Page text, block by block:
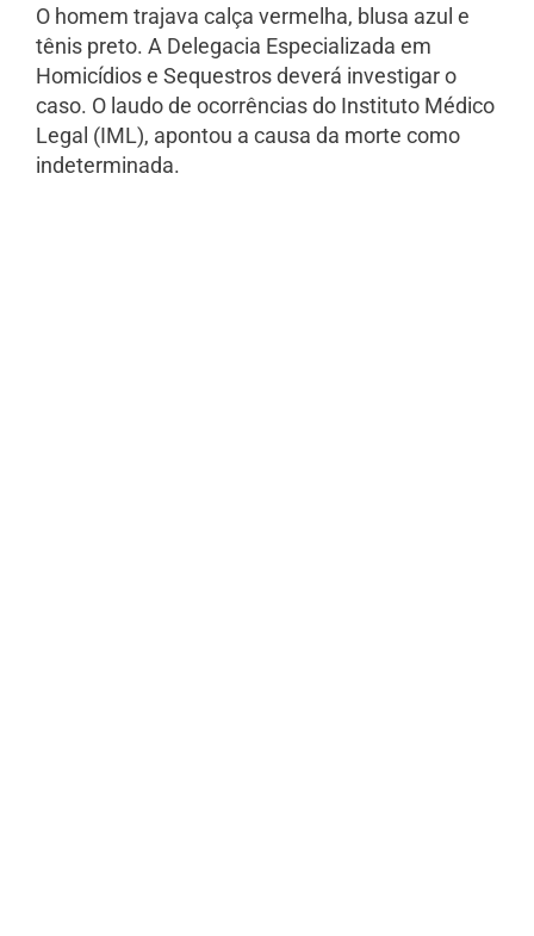
O homem trajava calça vermelha, blusa azul e
tênis preto. A Delegacia Especializada em
Homicídios e Sequestros deverá investigar o
caso. O laudo de ocorrências do Instituto Médico
Legal (IML), apontou a causa da morte como
indeterminada.